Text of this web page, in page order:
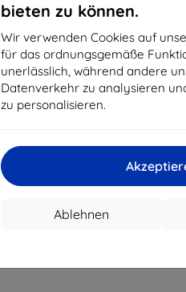
bieten zu können.
Wir verwenden Cookies auf
für das ordnungsgemäße
unerlässlich, während andere
Datenverkehr zu analysieren
zu personalisieren.
Ablehnen